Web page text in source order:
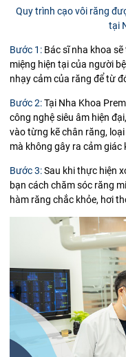
Quy trình cạo vôi răng
tại
Bước 1: Bác sĩ nha khoa
miệng hiện tại của người
nhạy cảm của răng để từ
Bước 2:Tại Nha Khoa
công nghệ siêu âm hiện
vào từng kẽ chân răng,
mà không gây ra cảm
Bước 3:Sau khi thực hiện
bạn cách chăm sóc răng
hàm răng chắc khỏe, hơi